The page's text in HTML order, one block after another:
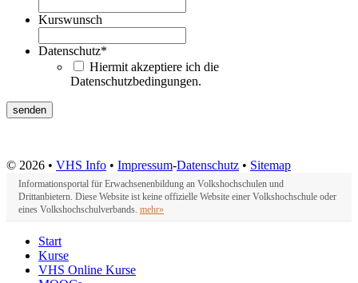
Kurswunsch
Datenschutz*
Hiermit akzeptiere ich die
Datenschutzbedingungen.
© 2026 • VHS Info • Impressum-Datenschutz • Sitemap
Informationsportal für Erwachsenenbildung an Volkshochschulen und
Drittanbietern. Diese Website ist keine offizielle Website einer Volkshochschule oder
eines Volkshochschulverbands. mehr»
Start
Kurse
VHS Online Kurse